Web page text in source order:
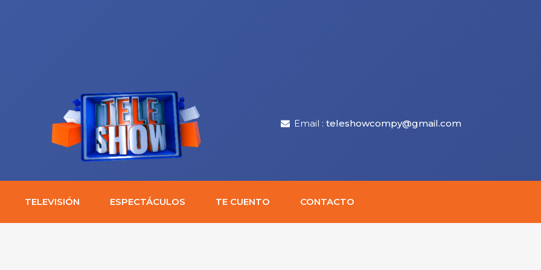
Email : teleshowcompy@gmail.com
TELEVISIÓN ESPECTÁCULOS TE CUENTO CONTACTO